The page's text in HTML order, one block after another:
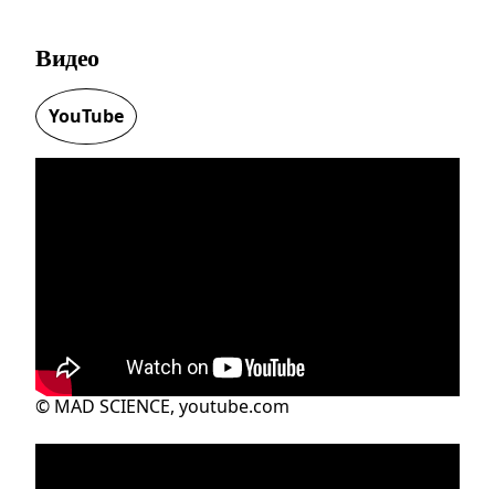
Видео
YouTube
© MAD SCIENCE, youtube.com